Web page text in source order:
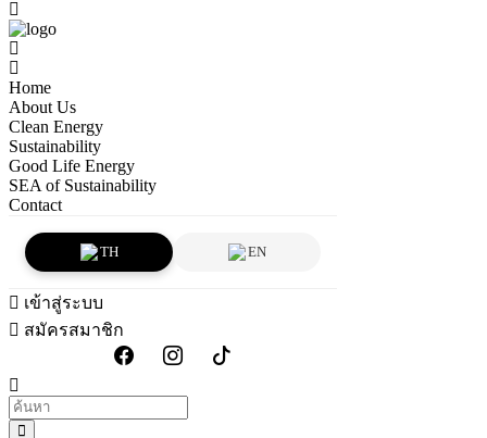
Home
About Us
Clean Energy
Sustainability
Good Life Energy
SEA of Sustainability
Contact
TH EN
เข้าสู่ระบบ
สมัครสมาชิก